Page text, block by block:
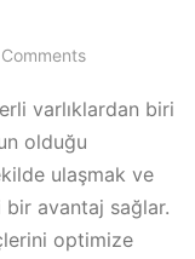
varlıklardan biri
olduğu
ulaşmak ve
avantaj sağlar.
optimize